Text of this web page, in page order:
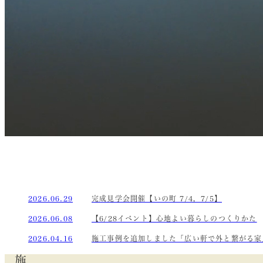
2026.06.29 完成見学会開催【いの町 7/4，7/5】
2026.06.08 【6/28イベント】心地よい暮らしのつくりかた
2026.04.16 施工事例を追加しました「広い軒で外と繋がる